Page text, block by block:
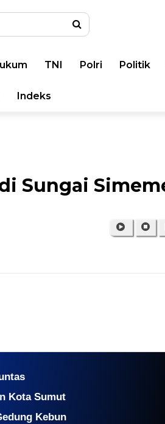
TNI Polri Politik
Indeks
Sungai
Kota Sumut
Kebun